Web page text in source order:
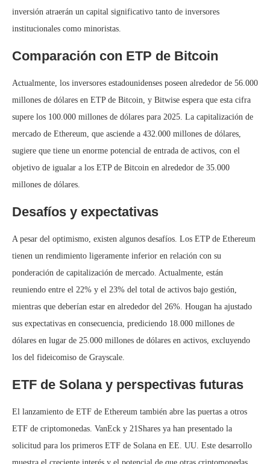
inversión atraerán un capital significativo tanto de inversores
institucionales como minoristas.
Comparación con ETP de Bitcoin
Actualmente, los inversores estadounidenses poseen alrededor de 56.000
millones de dólares en ETP de Bitcoin, y Bitwise espera que esta cifra
supere los 100.000 millones de dólares para 2025. La capitalización de
mercado de Ethereum, que asciende a 432.000 millones de dólares,
sugiere que tiene un enorme potencial de entrada de activos, con el
objetivo de igualar a los ETP de Bitcoin en alrededor de 35.000
millones de dólares.
Desafíos y expectativas
A pesar del optimismo, existen algunos desafíos. Los ETP de Ethereum
tienen un rendimiento ligeramente inferior en relación con su
ponderación de capitalización de mercado. Actualmente, están
reuniendo entre el 22% y el 23% del total de activos bajo gestión,
mientras que deberían estar en alrededor del 26%. Hougan ha ajustado
sus expectativas en consecuencia, prediciendo 18.000 millones de
dólares en lugar de 25.000 millones de dólares en activos, excluyendo
los del fideicomiso de Grayscale.
ETF de Solana y perspectivas futuras
El lanzamiento de ETF de Ethereum también abre las puertas a otros
ETF de criptomonedas. VanEck y 21Shares ya han presentado la
solicitud para los primeros ETF de Solana en EE. UU. Este desarrollo